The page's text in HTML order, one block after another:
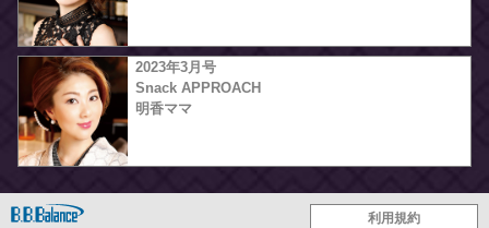
2023年3月号
Snack APPROACH
明香ママ
利用規約